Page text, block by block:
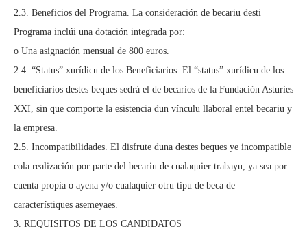
2.3. Beneficios del Programa. La consideración de becariu desti
Programa inclúi una dotación integrada por:
o Una asignación mensual de 800 euros.
2.4. “Status” xurídicu de los Beneficiarios. El “status” xurídicu de los
beneficiarios destes beques sedrá el de becarios de la Fundación Asturies
XXI, sin que comporte la esistencia dun vínculu llaboral entel becariu y
la empresa.
2.5. Incompatibilidades. El disfrute duna destes beques ye incompatible
cola realización por parte del becariu de cualaquier trabayu, ya sea por
cuenta propia o ayena y/o cualaquier otru tipu de beca de
característiques asemeyaes.
3. REQUISITOS DE LOS CANDIDATOS